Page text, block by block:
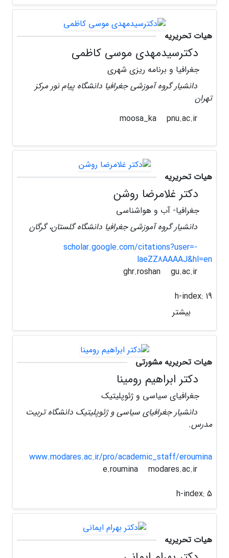
هیات تحریریه
دکترسیدمهدی موسی کاظمی
جغرافیا و برنامه ریزی شهری
دانشیار گروه آموزشی جغرافیا دانشگاه پیام نور مرکز
تهران
pnu.ac.ir
هیات تحریریه
دکتر غلامرضا روشن
جغرافیا- آب و هواشناسی
دانشیار گروه آموزشی جغرافیا دانشگاه گلستان، گرگان
scholar.google.com/citations?user=-
laeZZ8AAAAJ&hl=en
gu.ac.ir
h-index: 19
بیشتر
هیات تحریریه مشورتی
دکتر ابراهیم رومینا
جغرافیای سیاسی و ژئوپلیتیک
دانشیار جغرافیای سیاسی و ژئوپلیتیک دانشگاه تربیت
مدرس.
www.modares.ac.ir/pro/academic_staff/eroumina
modares.ac.ir
h-index: 5
هیات تحریریه